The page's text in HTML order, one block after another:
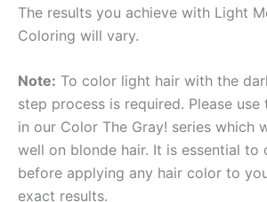
The results you achieve with Light
Coloring will vary.
Note: To color light hair with the
step process is required. Please
in our Color The Gray! series which
well on blonde hair. It is essential to
before applying any hair color to
exact results.